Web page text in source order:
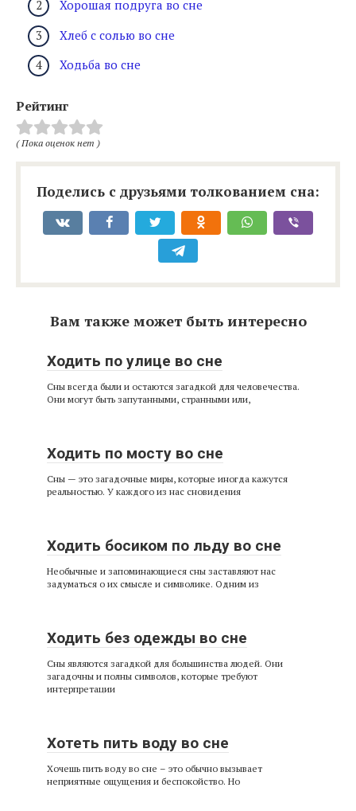
Хорошая подруга во сне
Хлеб с солью во сне
Ходьба во сне
Рейтинг
( Пока оценок нет )
Поделись с друзьями толкованием сна:
Вам также может быть интересно
Ходить по улице во сне
Сны всегда были и остаются загадкой для человечества.
Они могут быть запутанными, странными или,
Ходить по мосту во сне
Сны — это загадочные миры, которые иногда кажутся
реальностью. У каждого из нас сновидения
Ходить босиком по льду во сне
Необычные и запоминающиеся сны заставляют нас
задуматься о их смысле и символике. Одним из
Ходить без одежды во сне
Сны являются загадкой для большинства людей. Они
загадочны и полны символов, которые требуют
интерпретации
Хотеть пить воду во сне
Хочешь пить воду во сне – это обычно вызывает
неприятные ощущения и беспокойство. Но